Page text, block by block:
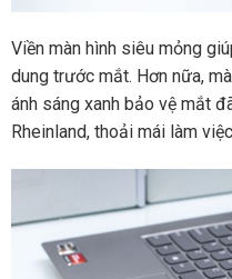
Viền màn hình siêu mỏng
dung trước mắt. Hơn nữa,
ánh sáng xanh bảo vệ mắt
Rheinland, thoải mái làm